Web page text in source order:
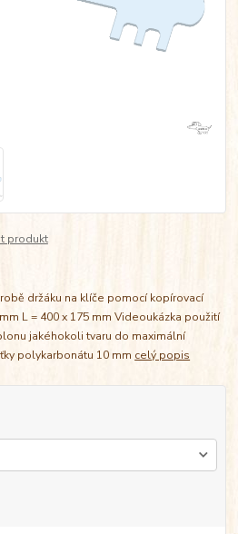
produkt
držáku na klíče pomocí kopírovací
L = 400 x 175 mm Videoukázka použití
jakéhokoli tvaru do maximální
polykarbonátu 10 mm celý popis